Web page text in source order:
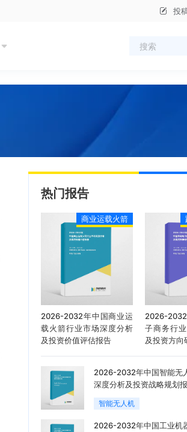
投
热门报告
商业运载火箭
2026-2032年中国商业运
载火箭行业市场深度分析
及投资价值评估报告
2026-
子商务行
及投资方向
2026-2032年中国智能无
深度分析及投资战略规划
智能无人机
2026-2032年中国工业机